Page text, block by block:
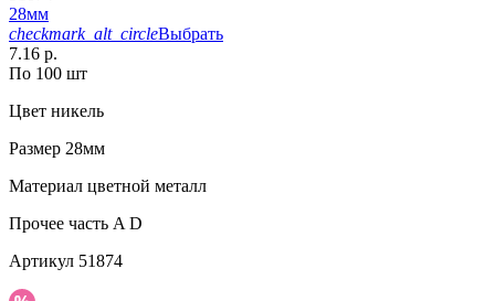
28мм
checkmark_alt_circleВыбрать
7.16 р.
По 100 шт
Цвет никель
Размер 28мм
Материал цветной металл
Прочее часть A D
Артикул 51874